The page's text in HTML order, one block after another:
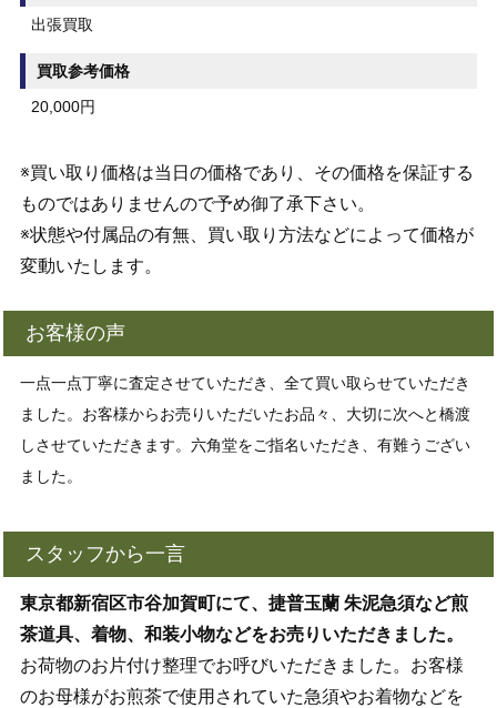
出張買取
買取参考価格
20,000円
※買い取り価格は当日の価格であり、その価格を保証する
ものではありませんので予め御了承下さい。
※状態や付属品の有無、買い取り方法などによって価格が
変動いたします。
お客様の声
一点一点丁寧に査定させていただき、全て買い取らせていただき
ました。お客様からお売りいただいたお品々、大切に次へと橋渡
しさせていただきます。六角堂をご指名いただき、有難うござい
ました。
スタッフから一言
東京都新宿区市谷加賀町にて、捷普玉蘭 朱泥急須など煎
茶道具、着物、和装小物などをお売りいただきました。
お荷物のお片付け整理でお呼びいただきました。お客様
のお母様がお煎茶で使用されていた急須やお着物などを